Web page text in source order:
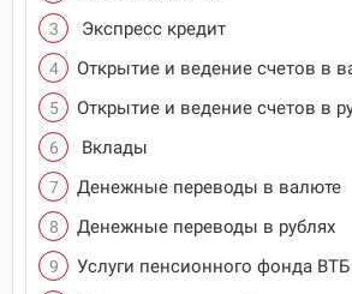
Экспресс кредит
Открытие и ведение счетов в
Открытие и ведение счетов в
Вклады
Денежные переводы в валюте
Денежные переводы в рублях
Услуги пенсионного фонда ВТБ